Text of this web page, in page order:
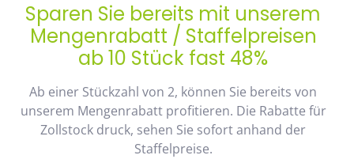
Sparen Sie bereits mit unserem
Mengenrabatt / Staffelpreisen
ab 10 Stück fast 48%
Ab einer Stückzahl von 2, können Sie bereits von
unserem Mengenrabatt profitieren. Die Rabatte für
Zollstock druck, sehen Sie sofort anhand der
Staffelpreise.